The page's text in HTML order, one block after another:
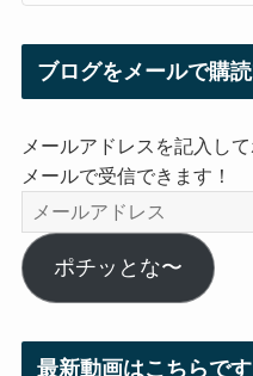
ブログをメールで購
メールアドレスを記入し
メールで受信できます！
ー
ル
ア
ポチッとな〜
最新動画はこちらで